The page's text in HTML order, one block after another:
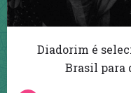
Diadorim é
Brasil para